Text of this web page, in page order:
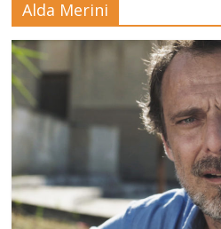
Mensile
di
arte,
cultura,
turismo
curiosità
Alda Merini